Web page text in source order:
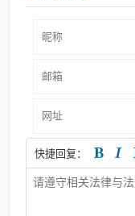
快捷回复：